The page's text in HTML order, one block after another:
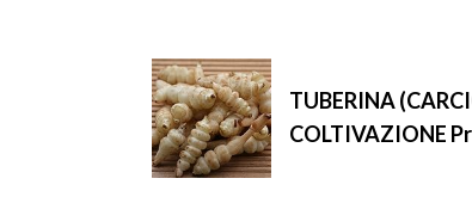
TUBERINA
COLTIVAZIONE